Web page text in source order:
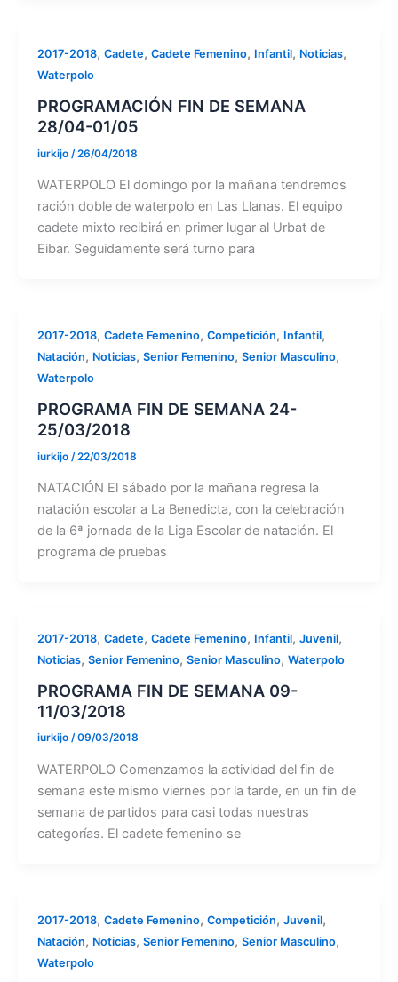
2017-2018, Cadete, Cadete Femenino, Infantil, Noticias,
Waterpolo
PROGRAMACIÓN FIN DE SEMANA
28/04-01/05
iurkijo /26/04/2018
WATERPOLO El domingo por la mañana tendremos
ración doble de waterpolo en Las Llanas. El equipo
cadete mixto recibirá en primer lugar al Urbat de
Eibar. Seguidamente será turno para
2017-2018, Cadete Femenino, Competición, Infantil,
Natación, Noticias, Senior Femenino, Senior Masculino,
Waterpolo
PROGRAMA FIN DE SEMANA 24-
25/03/2018
iurkijo /22/03/2018
NATACIÓN El sábado por la mañana regresa la
natación escolar a La Benedicta, con la celebración
de la 6ª jornada de la Liga Escolar de natación. El
programa de pruebas
2017-2018, Cadete, Cadete Femenino, Infantil, Juvenil,
Noticias, Senior Femenino, Senior Masculino, Waterpolo
PROGRAMA FIN DE SEMANA 09-
11/03/2018
iurkijo /09/03/2018
WATERPOLO Comenzamos la actividad del fin de
semana este mismo viernes por la tarde, en un fin de
semana de partidos para casi todas nuestras
categorías. El cadete femenino se
2017-2018, Cadete Femenino, Competición, Juvenil,
Natación, Noticias, Senior Femenino, Senior Masculino,
Waterpolo